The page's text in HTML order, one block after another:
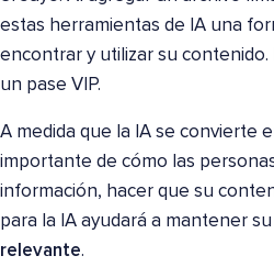
estas herramientas de IA una
encontrar y utilizar su contenido.
un pase VIP.
A medida que la IA se convierte
importante de cómo las
información, hacer que su
para la IA ayudará a mantener su
relevante.